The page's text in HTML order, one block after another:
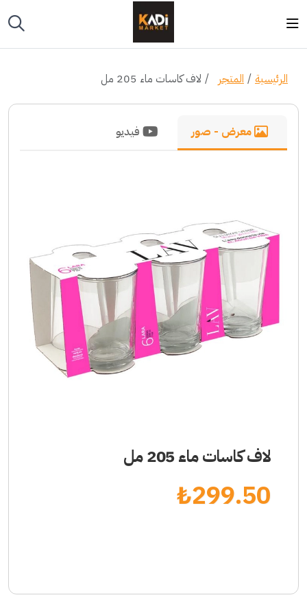
الرئيسية المتجر لاف كاسات ماء 205 مل
معرض - صور فيديو
لاف كاسات ماء 205 مل
299.50
₺